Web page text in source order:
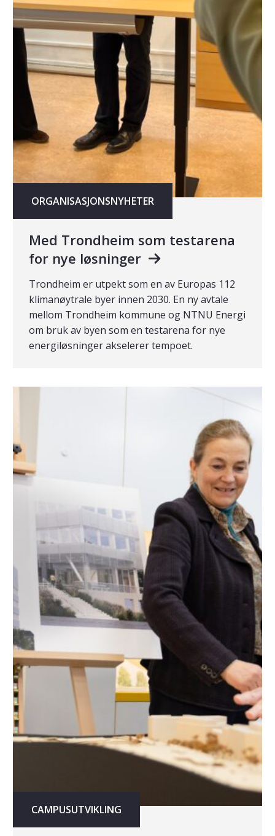
ORGANISASJONSNYHETER
Med Trondheim som testarena
for nye løsninger
Trondheim er utpekt som en av Europas 112
klimanøytrale byer innen 2030. En ny avtale
mellom Trondheim kommune og NTNU Energi
om bruk av byen som en testarena for nye
energiløsninger akselerer tempoet.
CAMPUSUTVIKLING